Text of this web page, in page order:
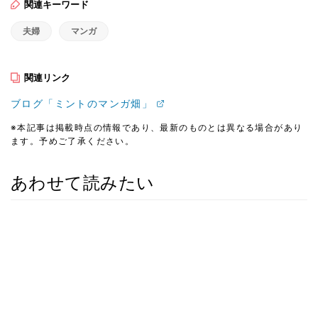
関連キーワード
夫婦 マンガ
関連リンク
ブログ「ミントのマンガ畑」
※本記事は掲載時点の情報であり、最新のものとは異なる場合があり
ます。予めご了承ください。
あわせて読みたい